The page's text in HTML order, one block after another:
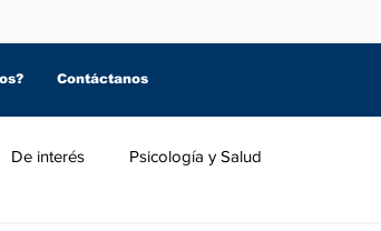
Contáctanos
De interés Psicología y Salud